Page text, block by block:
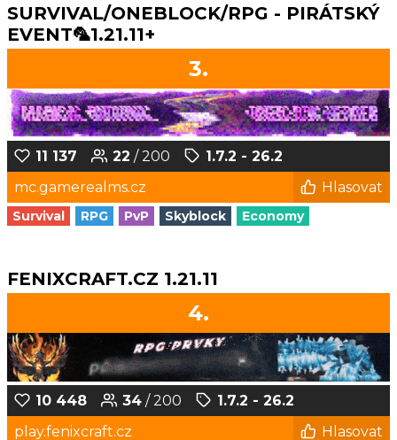
SURVIVAL/ONEBLOCK/RPG - PIRÁTSKÝ
EVENT🦜1.21.11+
3.
11 137 22 / 200
1.7.2 - 26.2
mc.gamerealms.cz
Hlasovat
Survival RPG PvP Skyblock Economy
FENIXCRAFT.CZ 1.21.11
4.
10 448 34 / 200
1.7.2 - 26.2
play.fenixcraft.cz
Hlasovat